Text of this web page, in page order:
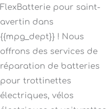
FlexBatterie pour saint-
avertin dans
{{mpg_dept}} ! Nous
offrons des services de
réparation de batteries
pour trottinettes
électriques, vélos